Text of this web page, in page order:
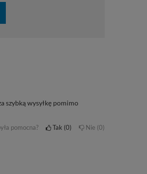
szybką wysyłkę pomimo
pomocna? Tak 0 Nie 0